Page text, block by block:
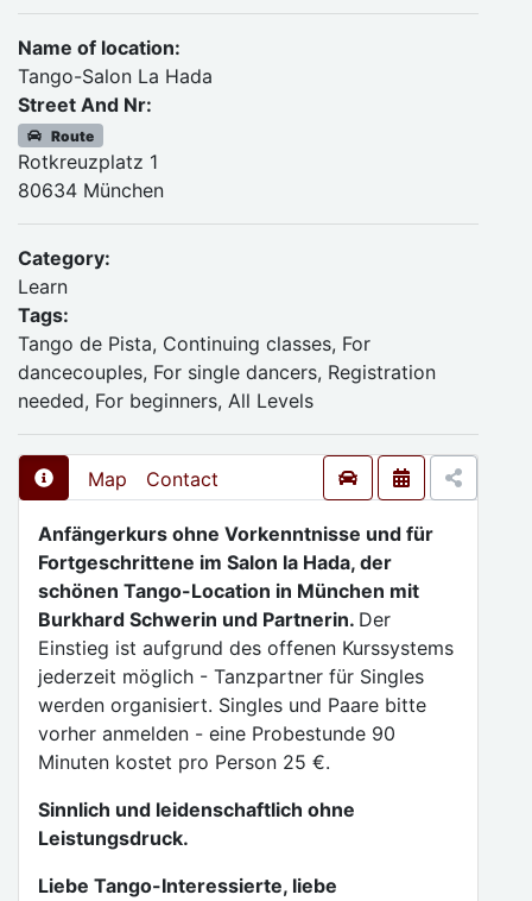
Name of location:
Tango-Salon La Hada
Street And Nr:
Route
Rotkreuzplatz 1
80634 München
Category:
Learn
Tags:
Tango de Pista, Continuing classes, For
dancecouples, For single dancers, Registration
needed, For beginners, All Levels
Map Contact
Anfängerkurs ohne Vorkenntnisse und für
Fortgeschrittene im Salon la Hada, der
schönen Tango-Location in München mit
Burkhard Schwerin und Partnerin. Der
Einstieg ist aufgrund des offenen Kurssystems
jederzeit möglich - Tanzpartner für Singles
werden organisiert. Singles und Paare bitte
vorher anmelden - eine Probestunde 90
Minuten kostet pro Person 25 €.
Sinnlich und leidenschaftlich ohne
Leistungsdruck.
Liebe Tango-Interessierte, liebe